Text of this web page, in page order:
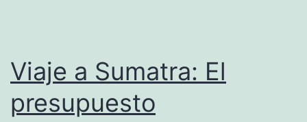
Viaje a Sumatra: El
presupuesto